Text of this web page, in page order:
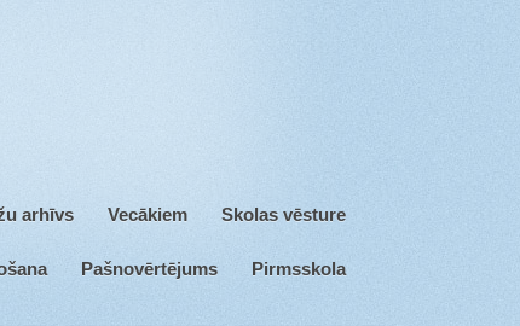
arhīvs Vecākiem Skolas vēsture
Pašnovērtējums Pirmsskola